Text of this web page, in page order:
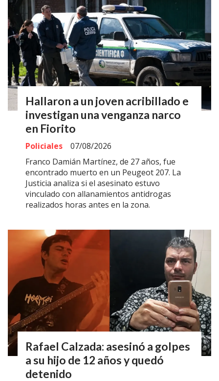
Hallaron a un joven acribillado e
investigan una venganza narco
en Fiorito
Policiales
07/08/2026
Franco Damián Martínez, de 27 años, fue
encontrado muerto en un Peugeot 207. La
Justicia analiza si el asesinato estuvo
vinculado con allanamientos antidrogas
realizados horas antes en la zona.
Rafael Calzada: asesinó a golpes
a su hijo de 12 años y quedó
detenido